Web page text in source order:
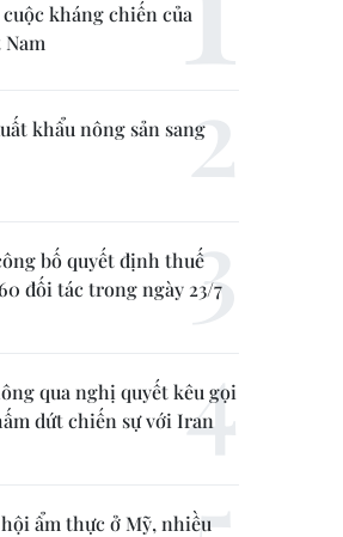
kháng chiến của
khẩu nông sản sang
bố quyết định thuế
đối tác trong ngày 23/7
qua nghị quyết kêu gọi
dứt chiến sự với Iran
ẩm thực ở Mỹ, nhiều